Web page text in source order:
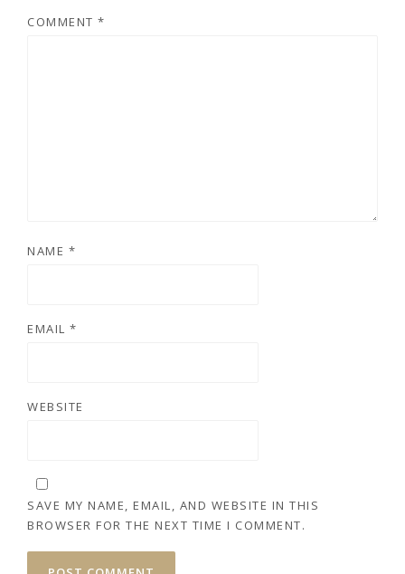
COMMENT *
NAME *
EMAIL *
WEBSITE
SAVE MY NAME, EMAIL, AND WEBSITE IN THIS
BROWSER FOR THE NEXT TIME I COMMENT.